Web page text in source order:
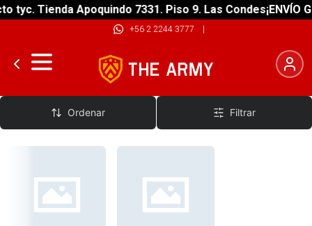
Tienda Apoquindo 7331. Piso 9. Las Condes¡ENVÍO
+56 2 2244 3777 |
Neumáticos de Moto
Ordenar Filtrar